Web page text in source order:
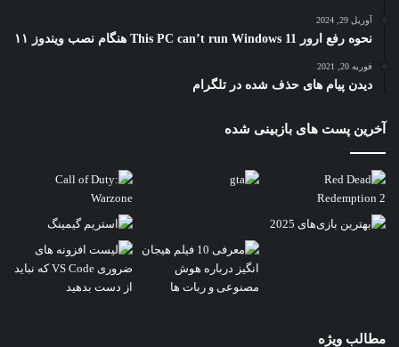
آوریل 29, 2024
نحوه رفع ارور This PC can’t run Windows 11 هنگام نصب ویندوز ۱۱
فوریه 20, 2021
دیدن پیام های حذف شده در تلگرام
آخرین پست های بازبینی شده
مطالب ویژه